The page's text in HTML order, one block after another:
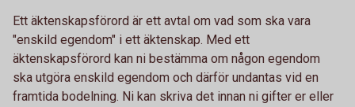
Ett äktenskapsförord är ett avtal om vad som ska vara
"enskild egendom" i ett äktenskap. Med ett
äktenskapsförord kan ni bestämma om någon egendom
ska utgöra enskild egendom och därför undantas vid en
framtida bodelning. Ni kan skriva det innan ni gifter er eller